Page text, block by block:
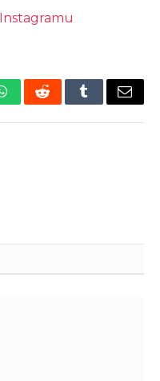
Instagramu
WhatsAppRedditTumblrEmail